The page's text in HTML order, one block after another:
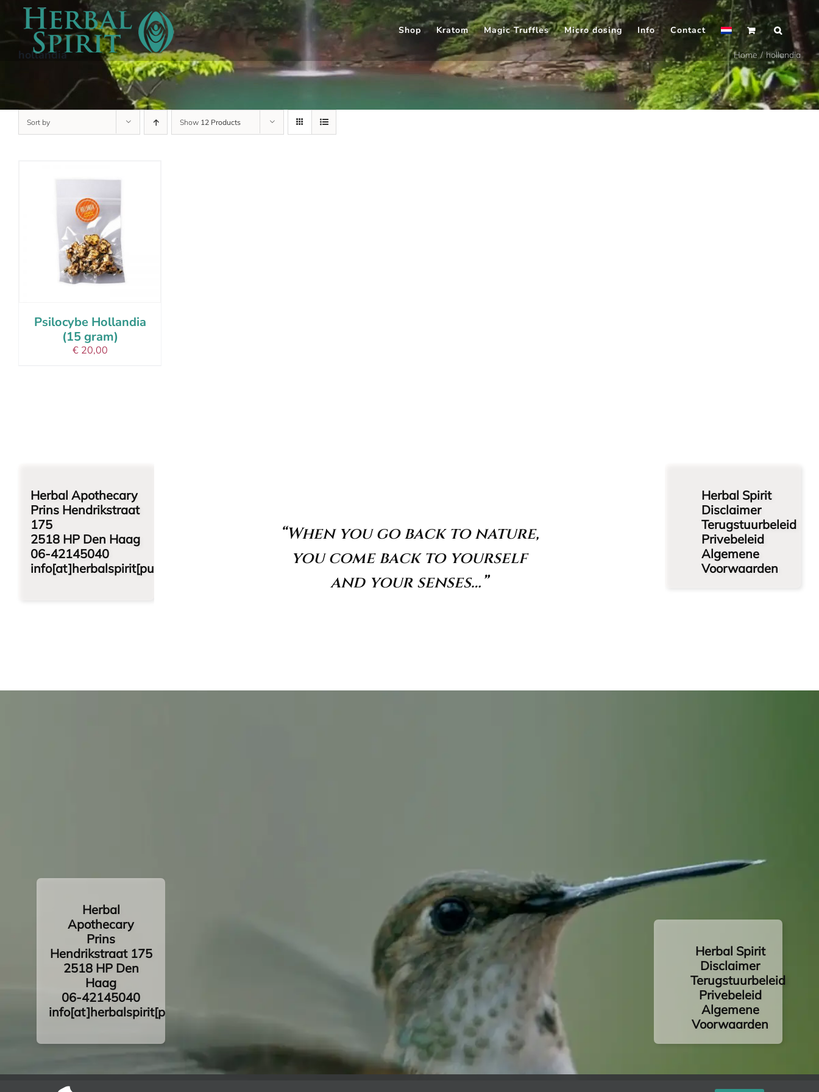
content
Shop Kratom Magic Truffles Micro dosing Info Contact
hollandia Home hollandia
Sort by Show 12 Products
add to cart
details
Psilocybe Hollandia
(15 gram)
€ 20,00
Herbal Apothecary
Prins Hendrikstraat
175
2518 HP Den Haag
06-42145040
info[at]herbalspirit[punt]nl
“When you go back to nature,
you come back to yourself
and your senses…”
Herbal Spirit
Disclaimer
Terugstuurbeleid
Privebeleid
Algemene
Voorwaarden
Herbal
Apothecary
Prins
Hendrikstraat 175
2518 HP Den
Haag
06-42145040
info[at]herbalspirit[punt]nl
Herbal Spirit
Disclaimer
Terugstuurbeleid
Privebeleid
Algemene
Voorwaarden